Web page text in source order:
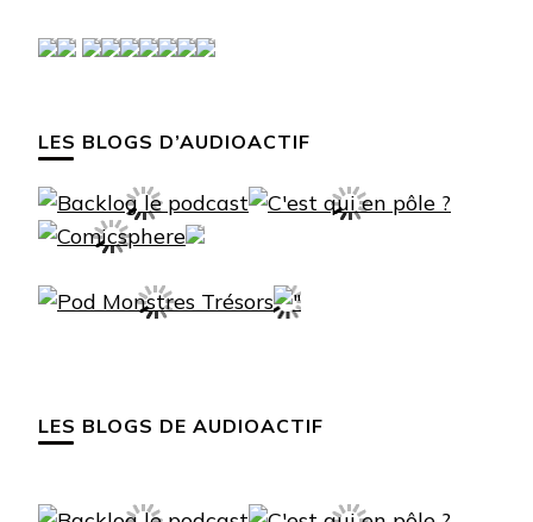
LES BLOGS D’AUDIOACTIF
LES BLOGS DE AUDIOACTIF